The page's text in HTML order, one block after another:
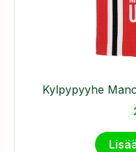
Kylpypyyhe